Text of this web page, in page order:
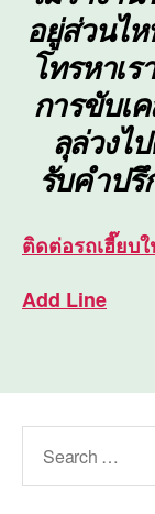
อยู่ส่วนไ
โทรหาเ
การขับเ
ลุล่วงไ
รับคำปรึ
ติดต่อรถเฮี๊ยบ
Add Line